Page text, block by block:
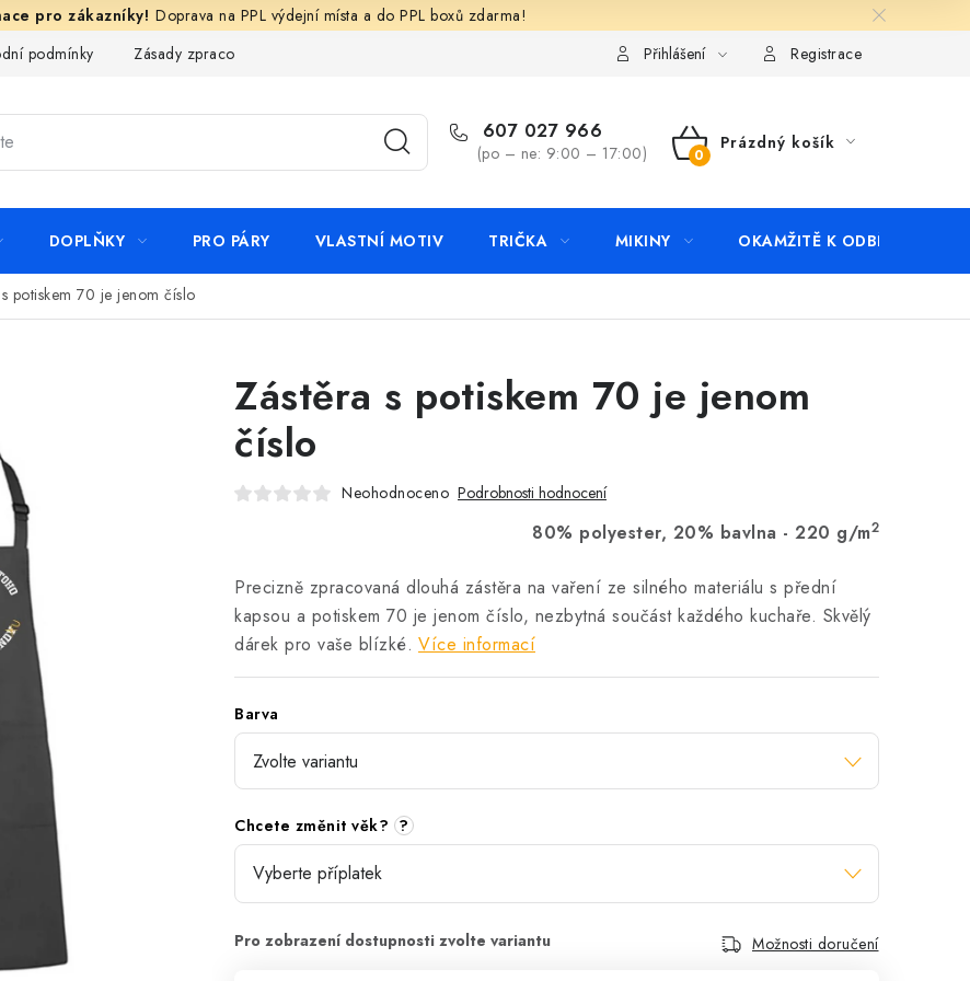
Doprava na PPL výdejní místa a do PPL boxů zdarma!
podmínky Zásady zpracování ochrany osobních údajů KontaktyPřihlášení Registrace
607 027 966
(po – ne: 9:00 – 17:00)
NÁKUPNÍ
Prázdný košík
DOPLŇKY PRO PÁRY VLASTNÍ MOTIV TRIČKA MIKINY OKAMŽITĚ K ODBĚRU
potiskem 70 je jenom číslo
Zástěra s potiskem 70 je jenom
číslo
Neohodnoceno Podrobnosti hodnocení
80% polyester, 20% bavlna - 220 g/m2
Precizně zpracovaná dlouhá zástěra na vaření ze silného materiálu s přední
kapsou a potiskem 70 je jenom číslo, nezbytná součást každého kuchaře. Skvělý
dárek pro vaše blízké. Více informací
Barva
Chcete změnit věk? ?
Možnosti doručení